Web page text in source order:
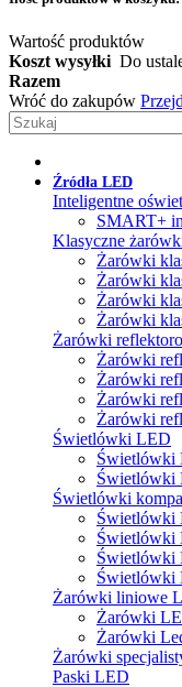
Wartość produktów
Koszt wysyłki Do
Razem
Wróć do zakupów
Źródła LED
Inteligentne
SMART+
Klasyczne
Żarówki
Żarówki
Żarówki
Żarówki
Żarówki
Żarówki
Żarówki
Żarówki
Żarówki
Świetlówki LED
Świetlówki
Świetlówki
Świetlówki
Świetlówki
Świetlówki
Świetlówki
Świetlówki
Żarówki liniowe
Żarówki
Żarówki
Żarówki
Paski LED